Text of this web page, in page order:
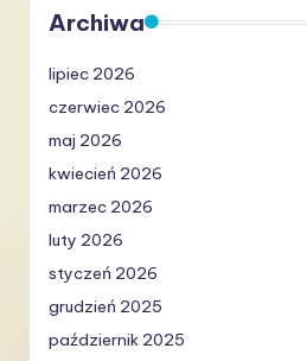
Archiwa
lipiec 2026
czerwiec 2026
maj 2026
kwiecień 2026
marzec 2026
luty 2026
styczeń 2026
grudzień 2025
październik 2025